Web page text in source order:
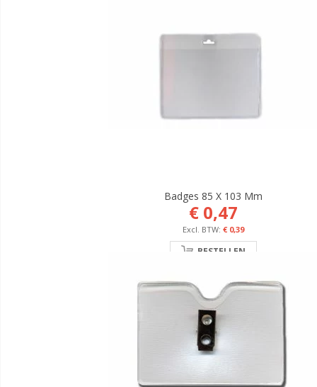
Badges 85 X 103 Mm
€ 0,47
€ 0,39
BESTELLEN